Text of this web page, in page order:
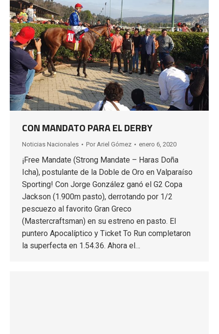
CON MANDATO PARA EL DERBY
Noticias Nacionales Por Ariel Gómez enero 6, 2020
¡Free Mandate (Strong Mandate – Haras Doña
Icha), postulante de la Doble de Oro en Valparaíso
Sporting! Con Jorge González ganó el G2 Copa
Jackson (1.900m pasto), derrotando por 1/2
pescuezo al favorito Gran Greco
(Mastercraftsman) en su estreno en pasto. El
puntero Apocalíptico y Ticket To Run completaron
la superfecta en 1.54.36. Ahora el…